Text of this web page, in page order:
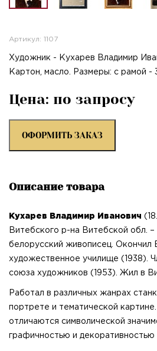
Артикул: 1107
Художник - Кухарев Владимир
Картон, масло. Размеры: с рамой -
Цена: по запросу
ОФОРМИТЬ ЗАКАЗ
Описание товара
Кухарев Владимир Иванович
Витебского р-на Витебской обл. –
белорусский живописец. Окончил
художественное училище (1938).
союза художников (1953). Жил в
Работал в различных жанрах
портрете и тематической
отличаются символической
графичностью и декоративностью